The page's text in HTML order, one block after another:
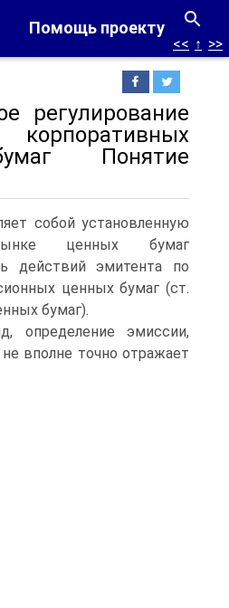
Помощь проекту
<< ↑ >>
регулирование
Понятие
собой установленную
ценных бумаг
действий эмитента по
ценных бумаг (ст.
бумаг).
определение эмиссии,
вполне точно отражает